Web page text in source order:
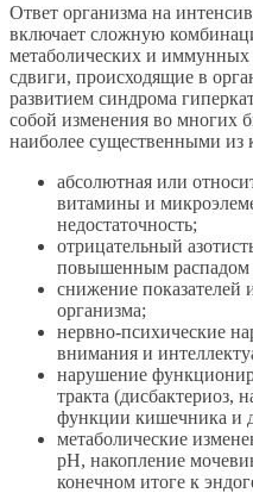
Ответ организма на
включает сложную
метаболических и
сдвиги, происходящие в
развитием синдрома
собой изменения во многих
наиболее существенными из
абсолютная или
витамины и
недостаточность;
отрицательный
повышенным
снижение показателей
организма;
нервно-психические
внимания и
нарушение
тракта (дисбактериоз,
функции кишечника и
метаболические
рН, накопление
конечном итоге к